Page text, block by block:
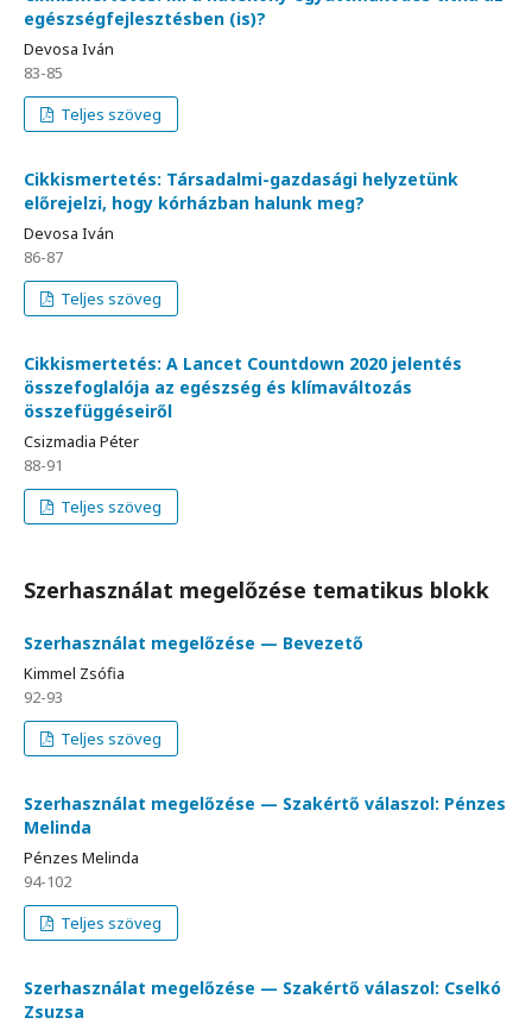
egészségfejlesztésben (is)?
Devosa Iván
83-85
Teljes szöveg
Cikkismertetés: Társadalmi-gazdasági helyzetünk
előrejelzi, hogy kórházban halunk meg?
Devosa Iván
86-87
Teljes szöveg
Cikkismertetés: A Lancet Countdown 2020 jelentés
összefoglalója az egészség és klímaváltozás
összefüggéseiről
Csizmadia Péter
88-91
Teljes szöveg
Szerhasználat megelőzése tematikus blokk
Szerhasználat megelőzése — Bevezető
Kimmel Zsófia
92-93
Teljes szöveg
Szerhasználat megelőzése — Szakértő válaszol: Pénzes
Melinda
Pénzes Melinda
94-102
Teljes szöveg
Szerhasználat megelőzése — Szakértő válaszol: Cselkó
Zsuzsa